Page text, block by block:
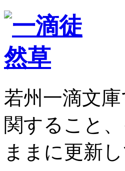
若州一滴文
関すること
ままに更新